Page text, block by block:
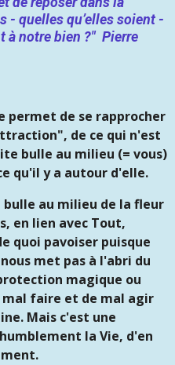
- quelles qu’elles soient -
à notre bien ?" Pierre
permet de se rapprocher
de ce qui n'est
bulle au milieu (= vous)
qu'il y a autour d'elle.
au milieu de la fleur
en lien avec Tout,
quoi pavoiser puisque
met pas à l'abri du
magique ou
faire et de mal agir
Mais c'est une
la Vie, d'en